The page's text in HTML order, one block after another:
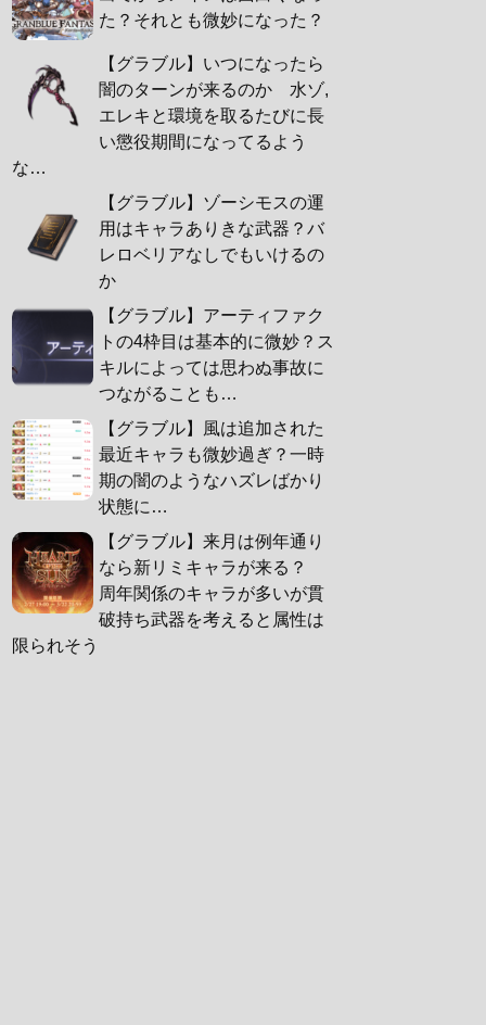
た？それとも微妙になった？
【グラブル】いつになったら
闇のターンが来るのか 水ゾ,
エレキと環境を取るたびに長
い懲役期間になってるよう
な…
【グラブル】ゾーシモスの運
用はキャラありきな武器？バ
レロベリアなしでもいけるの
か
【グラブル】アーティファク
トの4枠目は基本的に微妙？ス
キルによっては思わぬ事故に
つながることも…
【グラブル】風は追加された
最近キャラも微妙過ぎ？一時
期の闇のようなハズレばかり
状態に…
【グラブル】来月は例年通り
なら新リミキャラが来る？
周年関係のキャラが多いが貫
破持ち武器を考えると属性は
限られそう